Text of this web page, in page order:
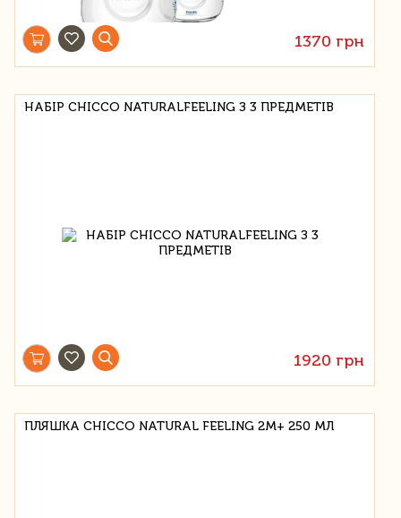
1370 грн
НАБІР CHICCO NATURALFEELING З 3 ПРЕДМЕТІВ
1920 грн
ПЛЯШКА CHICCO NATURAL FEELING 2М+ 250 МЛ